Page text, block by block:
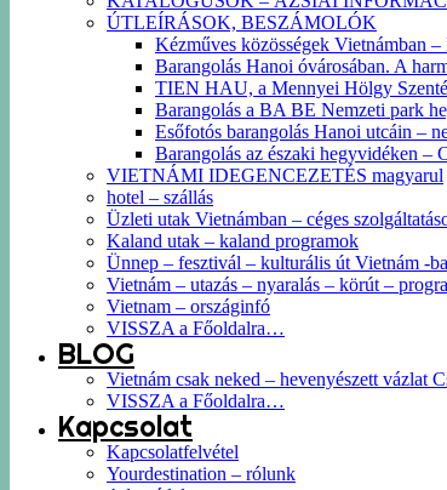
ÚTLEÍRÁSOK, BESZÁMOLÓK
Kézműves közösségek Vietnámban
Barangolás Hanoi óvárosában. A
TIEN HAU, a Mennyei Hölgy
Barangolás a BA BE Nemzeti park
Esőfotós barangolás Hanoi utcáin –
Barangolás az északi hegyvidéken –
VIETNÁMI IDEGENCEZETÉS magyarul
hotel – szállás
Üzleti utak Vietnámban – céges
Kaland utak – kaland programok
Ünnep – fesztivál – kulturális út Vietnám -
Vietnám – utazás – nyaralás – körút –
Vietnam – országinfó
VISSZA a Főoldalra…
BLOG
Vietnám csak neked – hevenyészett vázlat
VISSZA a Főoldalra…
Kapcsolat
Kapcsolatfelvétel
Yourdestination – rólunk